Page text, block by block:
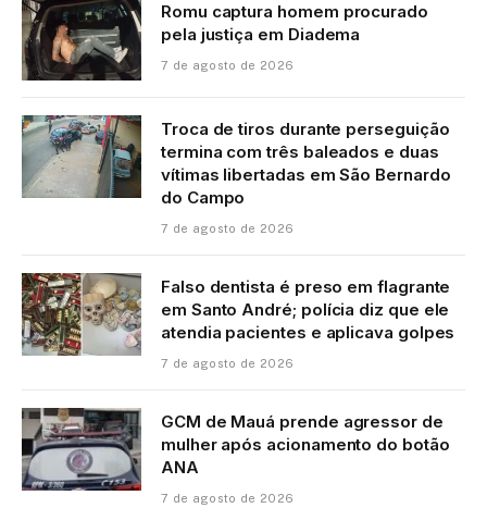
Romu captura homem procurado
pela justiça em Diadema
7 de agosto de 2026
Troca de tiros durante perseguição
termina com três baleados e duas
vítimas libertadas em São Bernardo
do Campo
7 de agosto de 2026
Falso dentista é preso em flagrante
em Santo André; polícia diz que ele
atendia pacientes e aplicava golpes
7 de agosto de 2026
GCM de Mauá prende agressor de
mulher após acionamento do botão
ANA
7 de agosto de 2026